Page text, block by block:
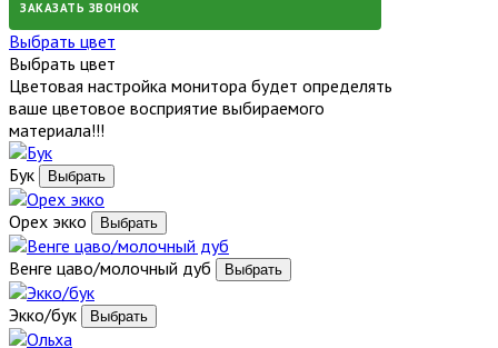
ЗАКАЗАТЬ ЗВОНОК
Выбрать цвет
Выбрать цвет
Цветовая настройка монитора будет определять
ваше цветовое восприятие выбираемого
материала!!!
Бук
Орех экко
Венге цаво/молочный дуб
Экко/бук